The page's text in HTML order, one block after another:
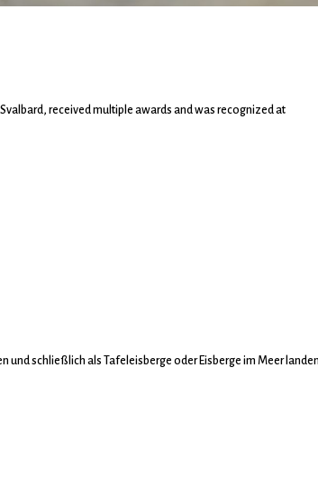
received multiple awards and was recognized at
und schließlich als Tafeleisberge oder Eisberge im Meer